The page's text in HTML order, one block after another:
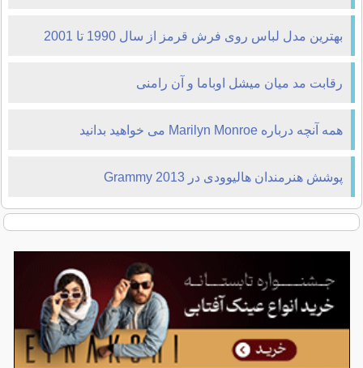
بهترین مدل لباس روی فرش قرمز از سال 1990 تا 2001
رقابت مد میان میشل اوباما و آن رامنی
همه آنچه درباره Marilyn Monroe می خواهید بدانید
پوشش هنرمندان هالیوودی در Grammy 2013